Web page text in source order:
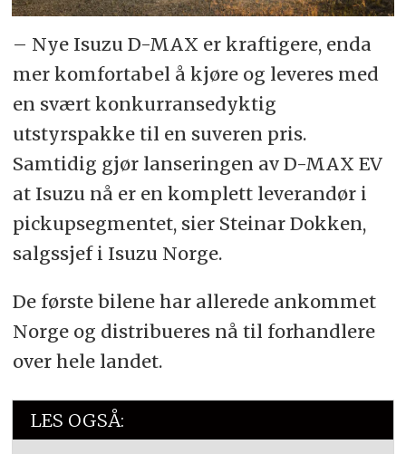
– Nye Isuzu D-MAX er kraftigere, enda
mer komfortabel å kjøre og leveres med
en svært konkurransedyktig
utstyrspakke til en suveren pris.
Samtidig gjør lanseringen av D-MAX EV
at Isuzu nå er en komplett leverandør i
pickupsegmentet, sier Steinar Dokken,
salgssjef i Isuzu Norge.
De første bilene har allerede ankommet
Norge og distribueres nå til forhandlere
over hele landet.
LES OGSÅ: